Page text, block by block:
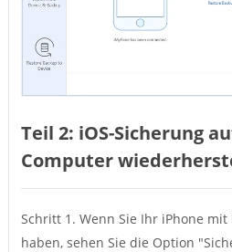
Teil 2: iOS-Sicherung
Computer
Schritt 1. Wenn Sie Ihr iPhone mit
haben, sehen Sie die Option